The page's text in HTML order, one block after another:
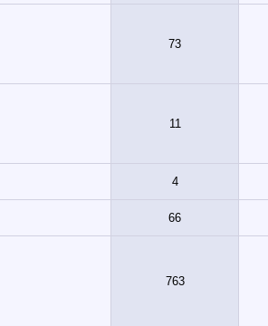
73
11
4
66
763